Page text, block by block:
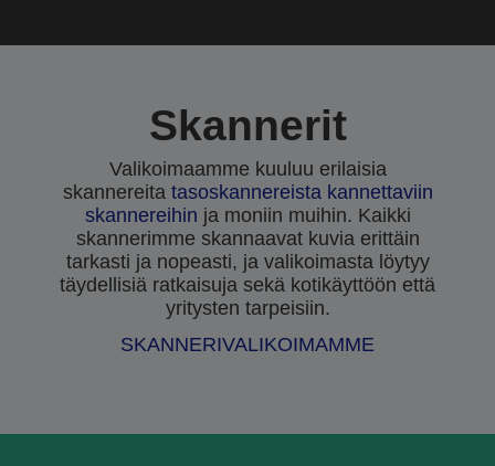
Skannerit
Valikoimaamme kuuluu erilaisia
skannereita tasoskannereista kannettaviin
skannereihin ja moniin muihin. Kaikki
skannerimme skannaavat kuvia erittäin
tarkasti ja nopeasti, ja valikoimasta löytyy
täydellisiä ratkaisuja sekä kotikäyttöön että
yritysten tarpeisiin.
SKANNERIVALIKOIMAMME